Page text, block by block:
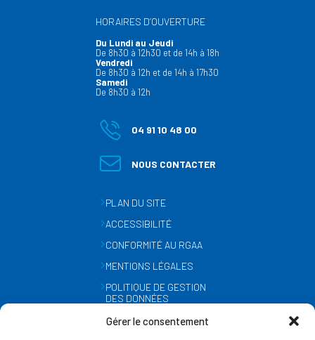
Gérer le consentement
HORAIRES D’OUVERTURE
Du Lundi au Jeudi
De 8h30 à 12h30 et de 14h à 18h
Vendredi
De 8h30 à 12h et de 14h à 17h30
Samedi
De 8h30 à 12h
04 91 10 48 00
NOUS CONTACTER
PLAN DU SITE
ACCESSIBILITÉ
CONFORMITÉ AU RGAA
MENTIONS LÉGALES
POLITIQUE DE GESTION
DES DONNÉES